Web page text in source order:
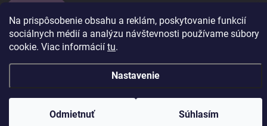
Na prispôsobenie obsahu a reklám, poskytovanie funkcií
sociálnych médií a analýzu návštevnosti používame súbory
cookie. Viac informácií tu.
Nastavenie
Odmietnuť Súhlasím
Copyright 2026ERROW. Všetky práva vyhradené.Upraviť nastavenie
cookies